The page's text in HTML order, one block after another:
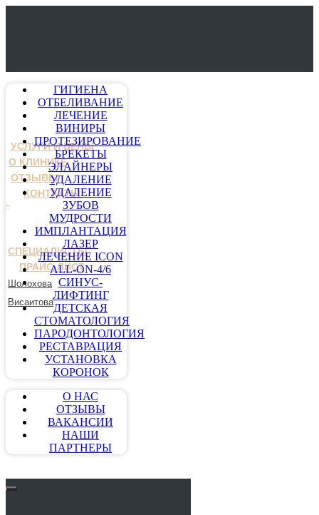
УСЛУГИ И ЦЕНЫ
О КЛИНИКЕ
ОТЗЫВЫ
КОНТАКТЫ
СПЕЦИАЛИСТЫ
ПРАЙС-ЛИСТ
Шолохова
Висаитова
ГИГИЕНА
ОТБЕЛИВАНИЕ
ЛЕЧЕНИЕ
ВИНИРЫ
ПРОТЕЗИРОВАНИЕ
БРЕКЕТЫ
ЭЛАЙНЕРЫ
УДАЛЕНИЕ
УДАЛЕНИЕ
ЗУБОВ
МУДРОСТИ
ИМПЛАНТАЦИЯ
ЛАЗЕР
ЛЕЧЕНИЕ ICON
ALL-ON-4/6
СИНУС-
ЛИФТИНГ
ДЕТСКАЯ
СТОМАТОЛОГИЯ
ПАРОДОНТОЛОГИЯ
РЕСТАВРАЦИЯ
УСТАНОВКА
КОРОНОК
О НАС
ОТЗЫВЫ
ВАКАНСИИ
НАШИ
ПАРТНЕРЫ